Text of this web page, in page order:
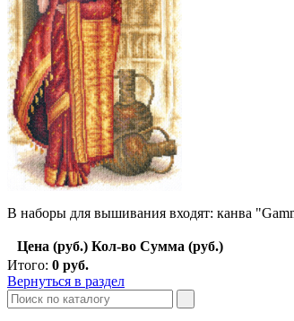
В наборы для вышивания входят: канва
Цена (руб.) Кол-во Сумма (руб.)
Итого: 0 руб.
Вернуться в раздел